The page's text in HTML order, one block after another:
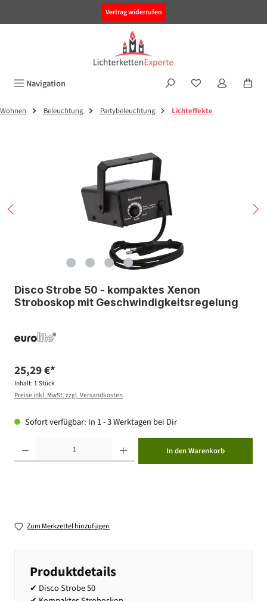
Vertrag widerrufen
Navigation
Wohnen Beleuchtung Partybeleuchtung Lichteffekte
Disco Strobe 50 - kompaktes Xenon
Stroboskop mit Geschwindigkeitsregelung
25,29 €*
Inhalt: 1 Stück
Preise inkl. MwSt. zzgl. Versandkosten
Sofort verfügbar: In 1 - 3 Werktagen bei Dir
In den Warenkorb
Zum Merkzettel hinzufügen
Produktdetails
✔ Disco Strobe 50